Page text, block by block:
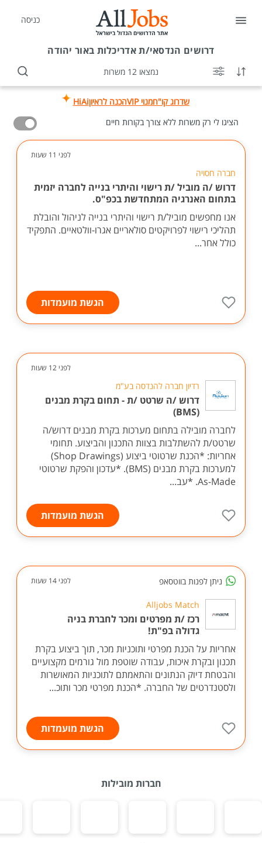
כניסה
דרושים הנדסאי/ת אדריכלות באור יהודה
נמצאו 12 משרות
שדרוג קו"חמנוי VIP הכנה לראיוןHiAi
הציגו לי רק משרות ללא צורך בקורות חיים
לפני 11 שעות
חברה חסויה
דרוש /ה מוביל /ת רישוי והיתרי בנייה לחברה יזמית
בתחום האנרגיה המתחדשת בכפ"ס.
אנו מחפשים מוביל/ת רישוי והיתרי בנייה לניהול והובלת
תהליכי רישוי לפרויקטים סולאריים אגרו-וולטאיים. התפקיד
כולל אחר...
הגשת מועמדות
לפני 12 שעות
רדיון חברה להנדסה בע"מ
דרוש /ה שרטט /ת - תחום בקרת מבנים
(BMS)
לחברה מובילה בתחום מערכות בקרת מבנים דרוש/ה
שרטט/ת להשתלבות בצוות התכנון והביצוע. תחומי
אחריות: *הכנת שרטוטי ביצוע (Shop Drawings)
למערכות בקרת מבנים (BMS). *עדכון והפקת שרטוטי
As-Made. *עב...
הגשת מועמדות
ניתן לפנות בווטסאפ לפני 14 שעות
Alljobs Match
רכז /ת מפרטים ומכר לחברת בניה
גדולה בפ"ת!
אחריות על הכנת מפרטי ותוכניות מכר, תוך ביצוע בקרת
תכנון ובקרת איכות, עבודה שוטפת מול גורמים מקצועיים
והבטחת דיוק הנתונים והתאמתם לתוכניות המאושרות
ולסטנדרטים של החברה. *הכנת מפרטי מכר ותוכ...
הגשת מועמדות
חברות מובילות